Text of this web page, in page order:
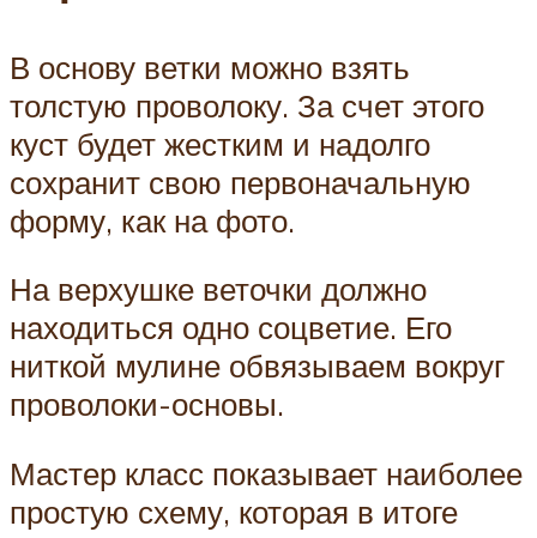
В основу ветки можно взять
толстую проволоку. За счет этого
куст будет жестким и надолго
сохранит свою первоначальную
форму, как на фото.
На верхушке веточки должно
находиться одно соцветие. Его
ниткой мулине обвязываем вокруг
проволоки-основы.
Мастер класс показывает наиболее
простую схему, которая в итоге